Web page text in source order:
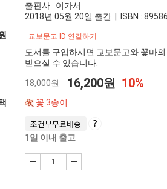
출판사 : 이가서
2018년 05월 20일 출간 | ISBN :
교보문고 ID 연결하기
도서를 구입하시면 교보문고와 꽃마
받으실 수 있습니다.
18,000원 16,200원 10%
꽃 3송이
조건부무료배송
1일 이내 출고